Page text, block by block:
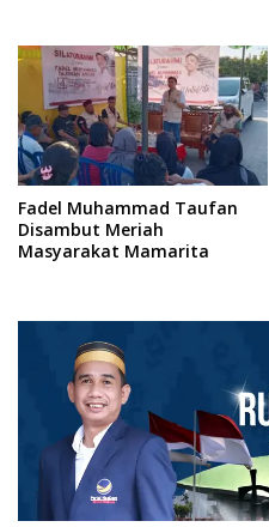
Fadel Muhammad Taufan
Disambut Meriah
Masyarakat Mamarita